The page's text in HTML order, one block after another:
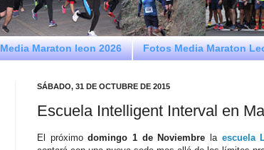
Maraton leon 2026 Fotos Media Maraton
SÁBADO, 31 DE OCTUBRE DE 2015
Escuela Intelligent Interval en
El próximodomingo 1 de Noviembre laescuela